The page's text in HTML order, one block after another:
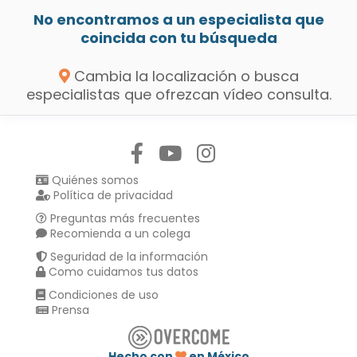
No encontramos a un especialista que
coincida con tu búsqueda
Cambia la localización o busca
especialistas que ofrezcan vídeo consulta.
Quiénes somos
Política de privacidad
Preguntas más frecuentes
Recomienda a un colega
Seguridad de la información
Como cuidamos tus datos
Condiciones de uso
Prensa